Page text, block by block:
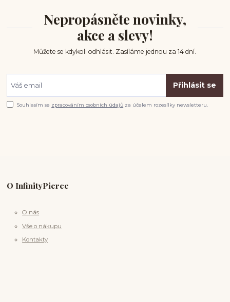
Nepropásněte novinky,
akce a slevy!
Můžete se kdykoli odhlásit. Zasíláme jednou za 14 dní.
Přihlásit se
Souhlasím se zpracováním osobních údajů za účelem rozesílky newsletteru.
O InfinityPierce
O nás
Vše o nákupu
Kontakty